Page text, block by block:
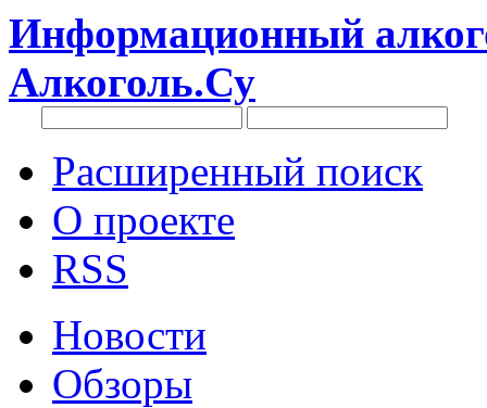
Информационный
Алкоголь.Су
Расширенный поиск
О проекте
RSS
Новости
Обзоры